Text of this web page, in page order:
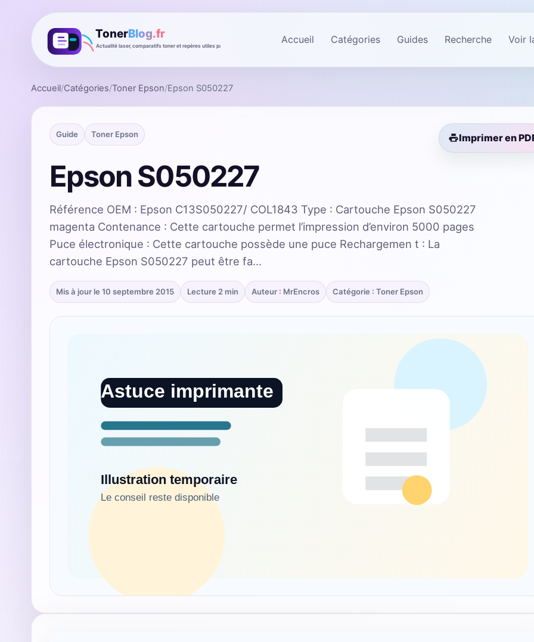
Accueil Catégories Guides Recherche Voir
Accueil/Catégories/Toner Epson/Epson S050227
Guide Toner Epson Imprimer en
Epson S050227
Référence OEM : Epson C13S050227/ COL1843 Type : Cartouche Epson S050227
magenta Contenance : Cette cartouche permet l’impression d’environ 5000 pages
Puce électronique : Cette cartouche possède une puce Rechargemen t : La
cartouche Epson S050227 peut être fa…
Mis à jour le 10 septembre 2015 Lecture 2 min Auteur : MrEncros Catégorie : Toner Epson